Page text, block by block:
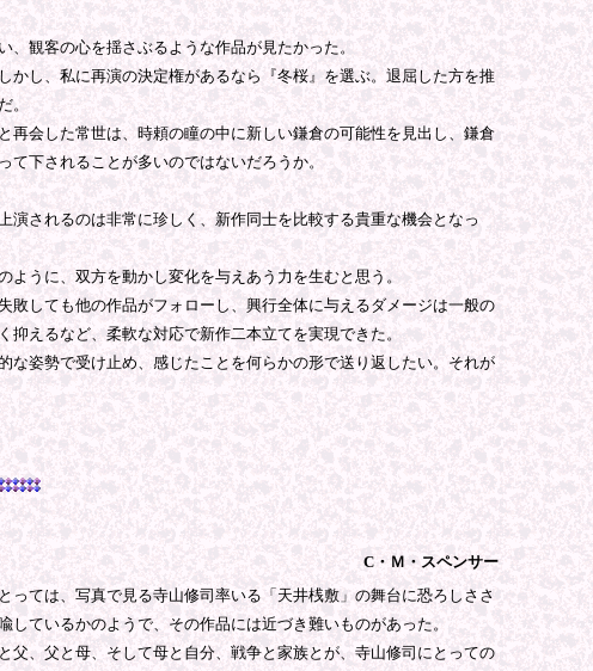
観客の心を揺さぶるような作品が見たかった。
し、私に再演の決定権があるなら『冬桜』を選ぶ。退屈した方を推
。
会した常世は、時頼の瞳の中に新しい鎌倉の可能性を見出し、鎌倉
下されることが多いのではないだろうか。
されるのは非常に珍しく、新作同士を比較する貴重な機会となっ
うに、双方を動かし変化を与えあう力を生むと思う。
しても他の作品がフォローし、興行全体に与えるダメージは一般の
えるなど、柔軟な対応で新作二本立てを実現できた。
姿勢で受け止め、感じたことを何らかの形で送り返したい。それが
C・Ｍ・スペンサー
ては、写真で見る寺山修司率いる「天井桟敷」の舞台に恐ろしささ
ているかのようで、その作品には近づき難いものがあった。
、父と母、そして母と自分、戦争と家族とが、寺山修司にとっての